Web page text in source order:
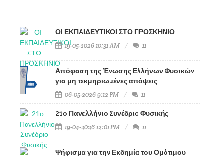
ΟΙ ΕΚΠΑΙΔΕΥΤΙΚΟΙ ΣΤΟ ΠΡΟΣΚΗΝΙΟ
19-05-2026 10:31 AM 11
Απόφαση της Ένωσης Ελλήνων Φυσικών
για μη τεκμηριωμένες απόψεις
06-05-2026 9:12 PM 11
21ο Πανελλήνιο Συνέδριο Φυσικής
19-04-2026 12:01 PM 11
Ψήφισμα για την Εκδημία του Ομότιμου